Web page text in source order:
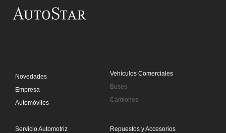
Saltar al contenido principal
Expo Auto China 2018
Novedades
Empresa
Automóviles
Vehículos Comerciales
Buses
Camiones
Servicio Automotriz
Repuestos y Accesorios